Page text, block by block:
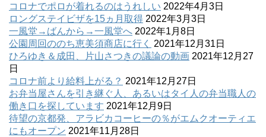
コロナでポロが着れるのはうれしい 2022年4月3日
ロングステイビザを15ヵ月取得 2022年3月3日
一風堂→ばんから→一風堂へ 2022年1月8日
公園周回ののち恵美須商店に行く
2021年12月31日
ひろゆき＆成田、片山さつきの議論の動画 2021年12月27
日
コロナ前より給料上がる？ 2021年12月27日
お弁当屋さんを引き継ぐ人、あるいはタイ人の弁当職人の
働き口を探しています 2021年12月9日
待望の京都発、アラビカコーヒーの％がエムクオーティエ
にもオープン 2021年11月28日